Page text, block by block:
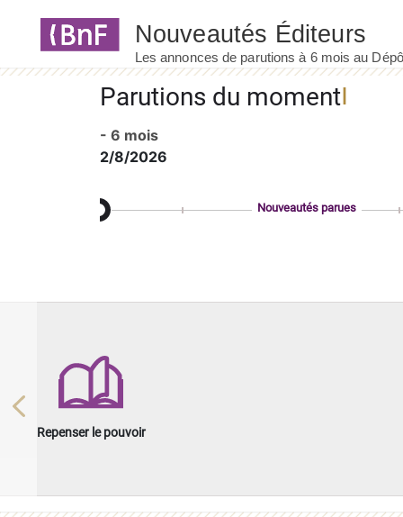
Parutions du moment
- 6 mois
2/8/2026
Nouveautés parues
Repenser le pouvoir
Previous